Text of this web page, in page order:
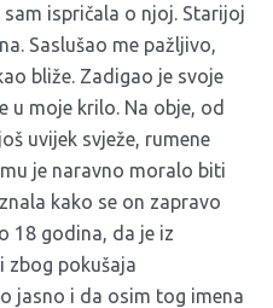
ispričala o njoj. Starijoj
Saslušao me pažljivo,
bliže. Zadigao je svoje
u moje krilo. Na obje, od
uvijek svježe, rumene
je naravno moralo biti
kako se on zapravo
18 godina, da je iz
zbog pokušaja
jasno i da osim tog imena